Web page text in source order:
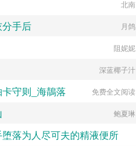
北南
手后 月鸽
阻妮妮
深蓝椰子汁
守则_海鶄落 免费全文阅读
鲍夏琳
落为人尽可夫的精液便所